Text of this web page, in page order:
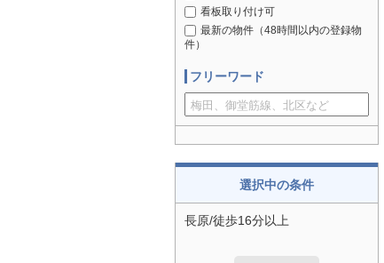
看板取り付け可
最新の物件（48時間以内の登録物
件）
フリーワード
選択中の条件
長原/徒歩16分以上